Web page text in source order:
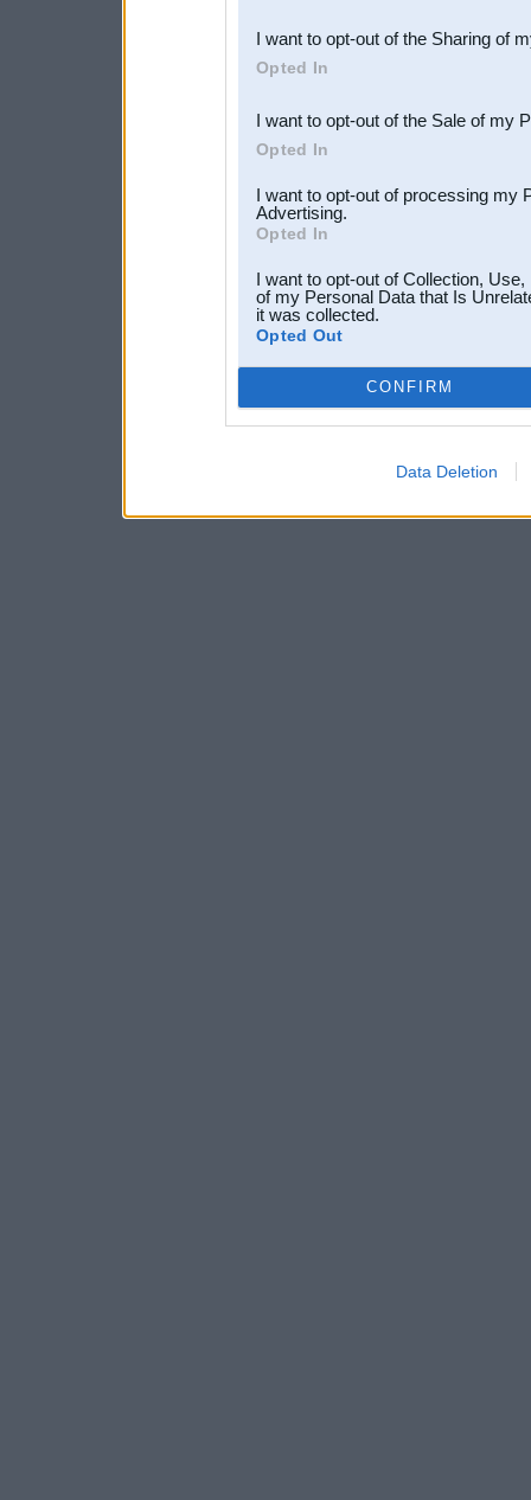
Downstream Participants
third parties.
I want to opt-out of the Sharing of
Opted In
I want to opt-out of the Sale of my
Opted In
I want to opt-out of processing my
Advertising.
Opted In
I want to opt-out of Collection,
of my Personal Data that Is
it was collected.
Opted Out
CONFIRM
Data Deletion